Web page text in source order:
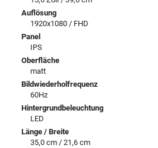
Auflösung
1920x1080 / FHD
Panel
IPS
Oberfläche
matt
Bildwiederholfrequenz
60Hz
Hintergrundbeleuchtung
LED
Länge / Breite
35,0 cm / 21,6 cm